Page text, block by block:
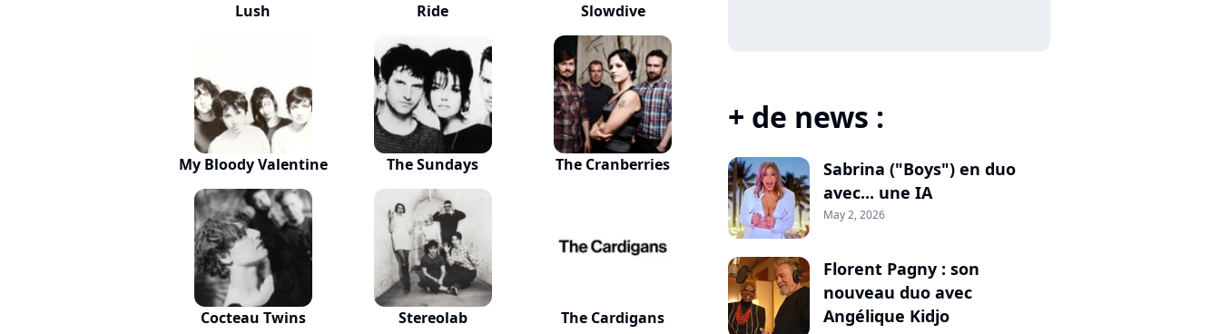
Lush Ride Slowdive
My Bloody Valentine The Sundays The Cranberries
Cocteau Twins Stereolab The Cardigans
+ de news :
Sabrina ("Boys") en duo
avec... une IA
May 2, 2026
Florent Pagny : son
nouveau duo avec
Angélique Kidjo